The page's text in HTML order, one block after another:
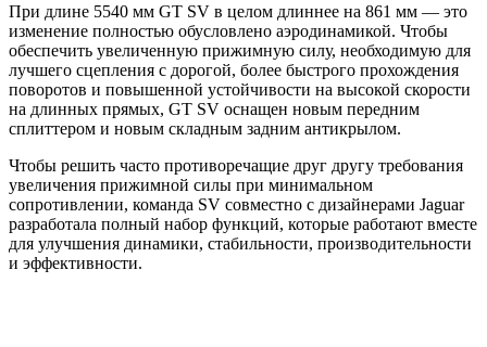
При длине 5540 мм GT SV в целом длиннее на 861 мм — это
изменение полностью обусловлено аэродинамикой. Чтобы
обеспечить увеличенную прижимную силу, необходимую для
лучшего сцепления с дорогой, более быстрого прохождения
поворотов и повышенной устойчивости на высокой скорости
на длинных прямых, GT SV оснащен новым передним
сплиттером и новым складным задним антикрылом.
Чтобы решить часто противоречащие друг другу требования
увеличения прижимной силы при минимальном
сопротивлении, команда SV совместно с дизайнерами Jaguar
разработала полный набор функций, которые работают вместе
для улучшения динамики, стабильности, производительности
и эффективности.